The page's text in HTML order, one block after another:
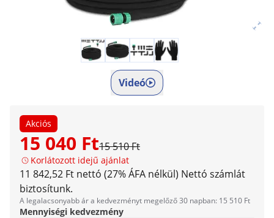
Videó
Akciós
15 040 Ft15 510 Ft
Korlátozott idejű ajánlat
11 842,52 Ft nettó (27% ÁFA nélkül) Nettó számlát
biztosítunk.
A legalacsonyabb ár a kedvezményt megelőző 30 napban: 15 510 Ft
Mennyiségi kedvezmény